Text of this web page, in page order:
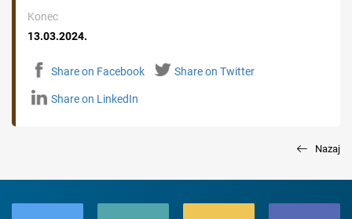
Konec
13.03.2024.
Share on Facebook Share on Twitter
Share on LinkedIn
Nazaj